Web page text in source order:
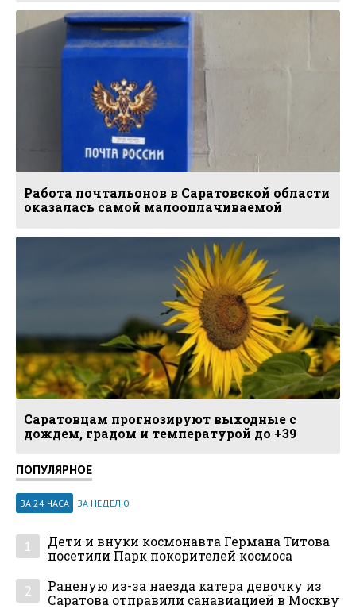
Работа почтальонов в Саратовской области
оказалась самой малооплачиваемой
Саратовцам прогнозируют выходные с
дождем, градом и температурой до +39
ПОПУЛЯРНОЕ
ЗА 24 ЧАСА ЗА НЕДЕЛЮ
1
Дети и внуки космонавта Германа Титова
посетили Парк покорителей космоса
2
Раненую из-за наезда катера девочку из
Саратова отправили санавиацией в Москву